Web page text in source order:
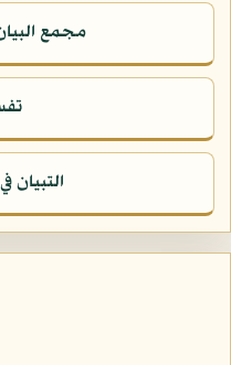
مجمع
التبيان